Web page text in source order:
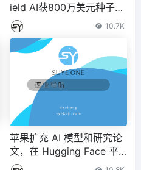
ield AI获800万美元种子轮
融资
10.7K
苹果扩充 AI 模型和研究论
文，在 Hugging Face 平
台上传 20 个新 Core ML